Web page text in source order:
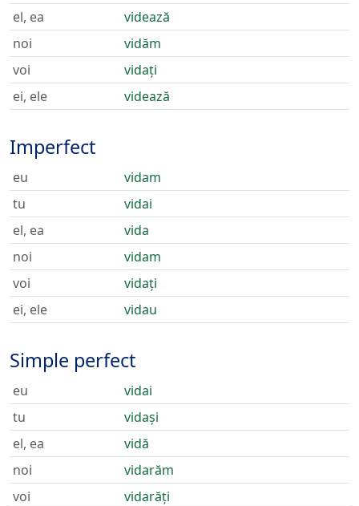
el, ea
videază
noi
vidăm
voi
vidați
ei, ele
videază
Imperfect
eu
vidam
tu
vidai
el, ea
vida
noi
vidam
voi
vidați
ei, ele
vidau
Simple perfect
eu
vidai
tu
vidași
el, ea
vidă
noi
vidarăm
voi
vidarăți